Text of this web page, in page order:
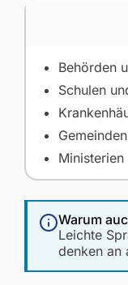
Behörden
Schulen
Ministerien
Warum
Leichte
denken an